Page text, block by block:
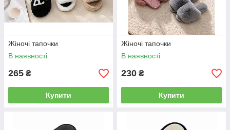
Жіночі тапочки
В наявності
265 ₴
Купити
Жіночі тапочки
В наявності
230 ₴
Купити